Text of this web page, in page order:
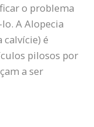
o problema
A Alopecia
é
pilosos por
a ser